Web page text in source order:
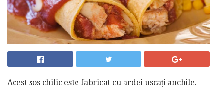
Acest sos chilic este fabricat cu ardei uscați anchile.